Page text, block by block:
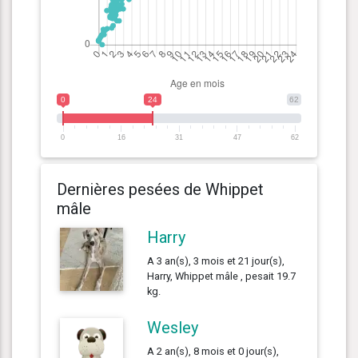
62
0 24
0 16 31 47 62
Dernières pesées de Whippet
mâle
Harry
A 3 an(s), 3 mois et 21 jour(s),
Harry, Whippet mâle , pesait 19.7
kg.
Wesley
A 2 an(s), 8 mois et 0 jour(s),